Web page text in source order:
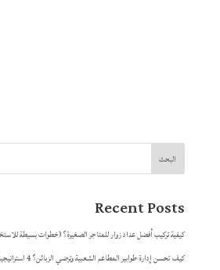
البحث
Recent Posts
كيفية تركيب أفضل عداد زوار للمتاجر الصغيرة؟ (خطوات بسيطة
كيف تحسن إدارة طوابير المطاعم الشعبية وترضي الزبائن؟ 4 استراتيجيات مجربة.